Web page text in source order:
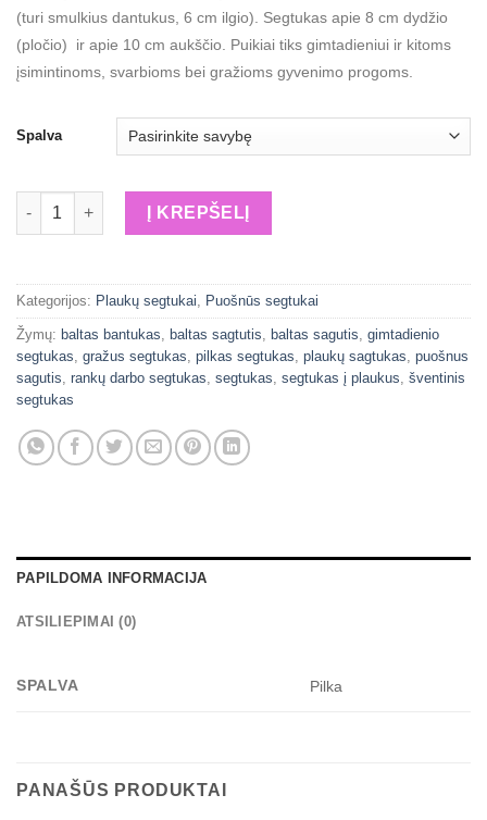
(turi smulkius dantukus, 6 cm ilgio). Segtukas apie 8 cm dydžio
(pločio) ir apie 10 cm aukščio. Puikiai tiks gimtadieniui ir kitoms
įsimintinoms, svarbioms bei gražioms gyvenimo progoms.
Spalva
produkto kiekis: Pilkas šventinis segtukas
Į KREPŠELĮ
Kategorijos: Plaukų segtukai Puošnūs segtukai
Žymų: baltas bantukas baltas sagtutis baltas sagutis gimtadienio
segtukas gražus segtukas pilkas segtukas plaukų sagtukas puošnus
sagutis rankų darbo segtukas segtukas segtukas į plaukus šventinis
segtukas
PAPILDOMA INFORMACIJA
ATSILIEPIMAI (0)
SPALVA Pilka
PANAŠŪS PRODUKTAI